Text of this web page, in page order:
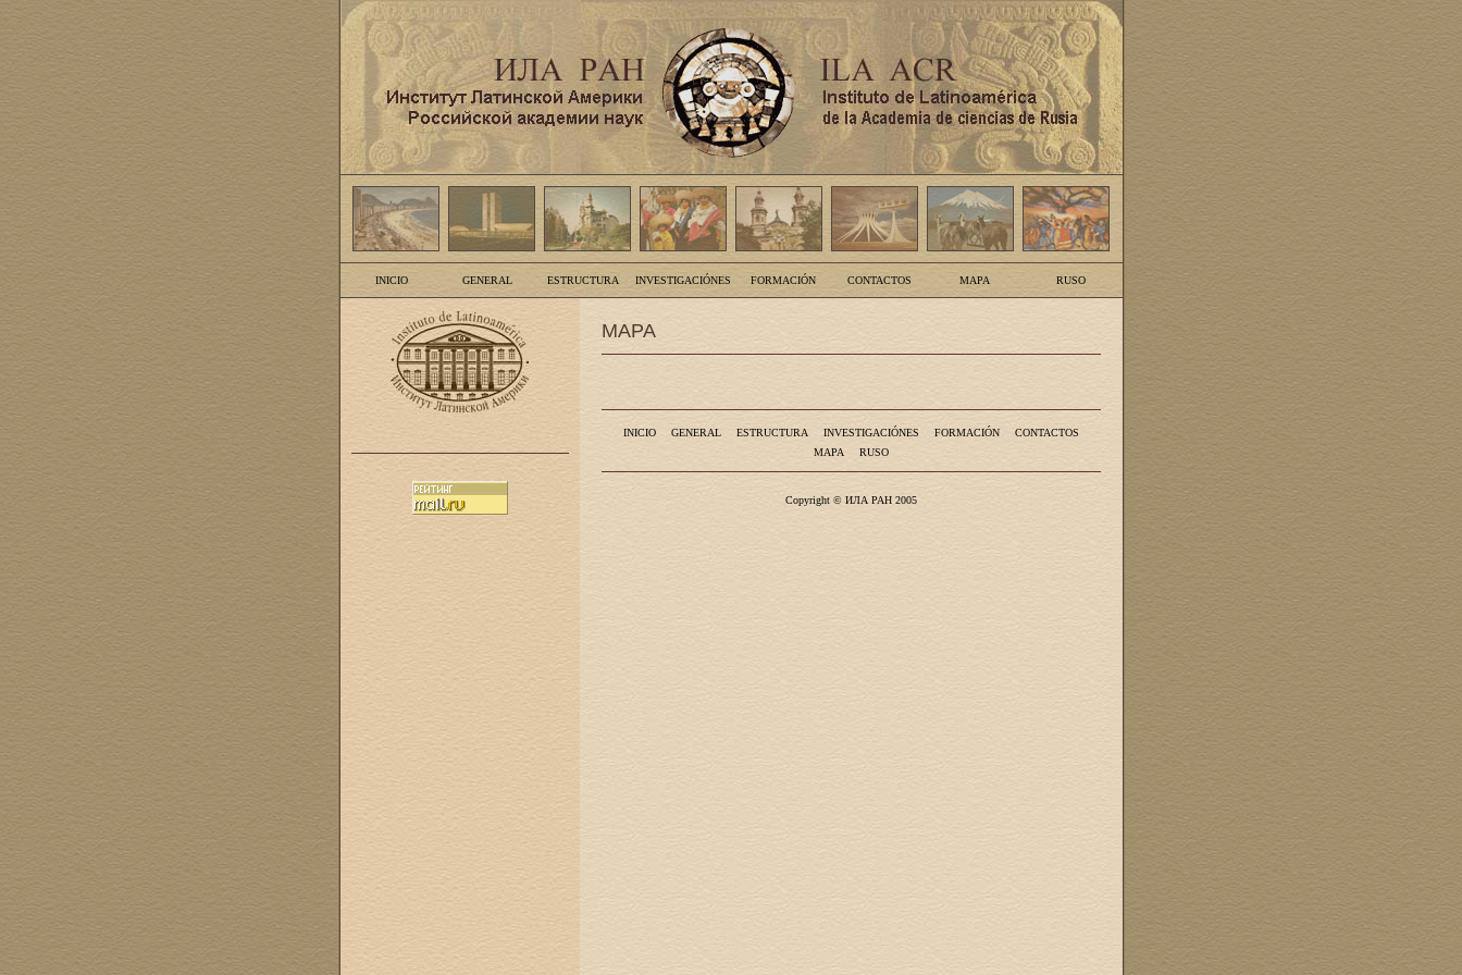
INICIO GENERAL ESTRUCTURA INVESTIGACIÓNES FORMACIÓN CONTACTOS MAPA RUSO
MAPA
INICIO GENERAL ESTRUCTURA INVESTIGACIÓNES FORMACIÓN
CONTACTOS
MAPA
RUSO
Copyright © ИЛА РАН 2005